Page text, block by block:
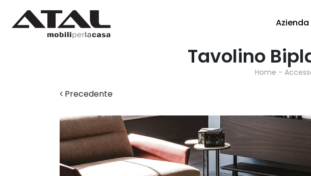
Azienda
Tavolino
Home -
Precedente